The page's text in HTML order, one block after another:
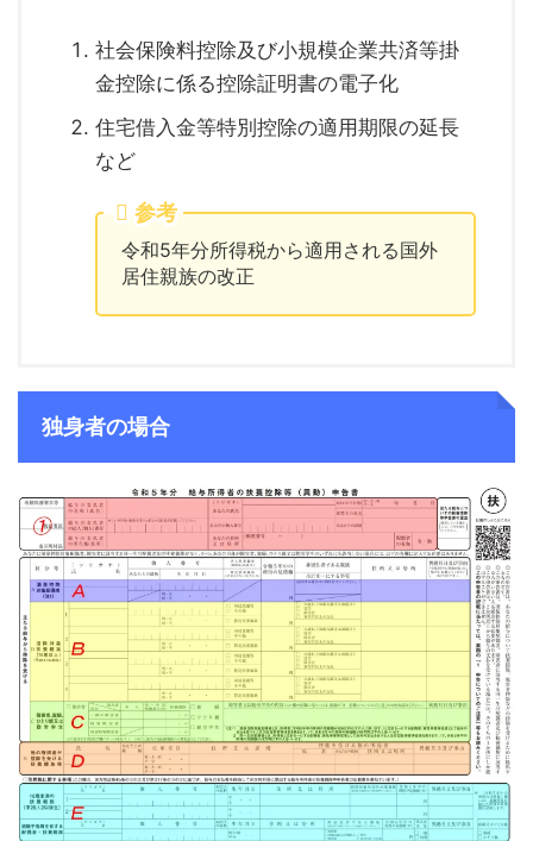
社会保険料控除及び小規模企業共済等掛
金控除に係る控除証明書の電子化
住宅借入金等特別控除の適用期限の延長
など
参考
令和5年分所得税から適用される国外
居住親族の改正
独身者の場合